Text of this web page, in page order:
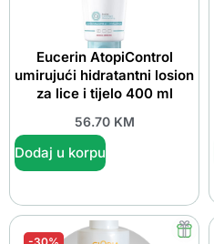
Eucerin AtopiControl
umirujući hidratantni losion
za lice i tijelo 400 ml
56.70 KM
Dodaj u korpu